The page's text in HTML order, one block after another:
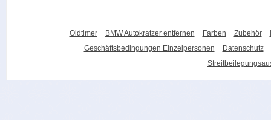
Oldtimer BMW Autokratzer entfernen Farben Zubehör
Geschäftsbedingungen Einzelpersonen
Datenschutz